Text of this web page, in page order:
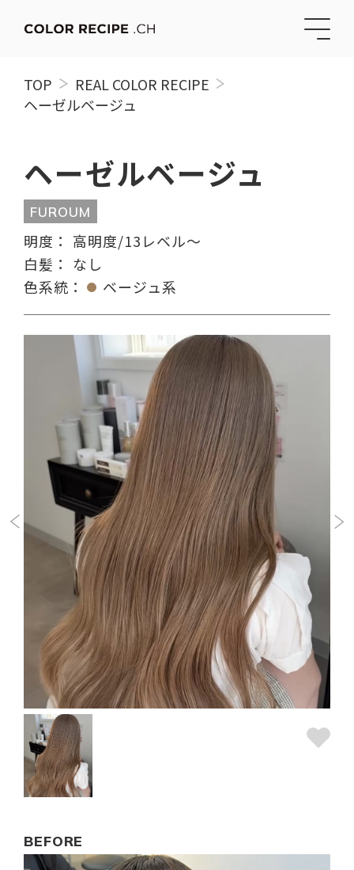
TOP
REAL COLOR RECIPE
ヘーゼルベージュ
ヘーゼルベージュ
FUROUM
明度： 高明度/13レベル〜
白髪： なし
色系統：
ベージュ系
BEFORE